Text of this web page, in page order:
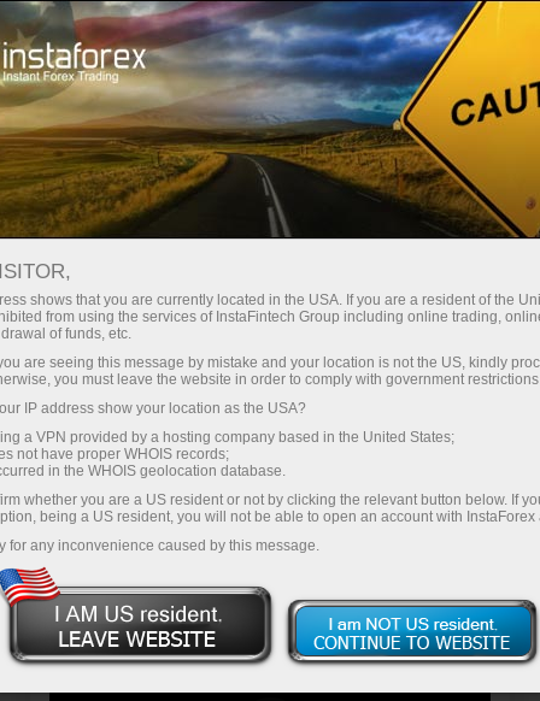
Трейдерам Форекс аналитика
Форекс ТВ
Форекс-видео новости
shows that you are currently located in the USA. If you are a resident of the
from using the services of InstaFintech Group including online trading,
of funds, etc.
are seeing this message by mistake and your location is not the US, kindly
you must leave the website in order to comply with government
IP address show your location as the USA?
a VPN provided by a hosting company based in the United States;
not have proper WHOIS records;
in the WHOIS geolocation database.
whether you are a US resident or not by clicking the relevant button below. If
being a US resident, you will not be able to open an account with InstaForex
for any inconvenience caused by this message.